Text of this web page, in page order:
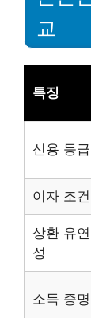
교
특징
신용 등급
이자 조건
상환 유연
성
소득 증명